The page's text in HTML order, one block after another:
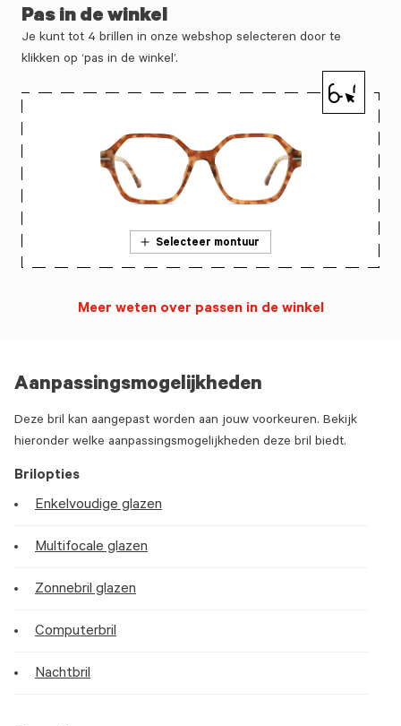
Aanpassingsmogelijkheden
Deze bril kan aangepast worden aan jouw voorkeuren. Bekijk
hieronder welke aanpassingsmogelijkheden deze bril biedt.
Brilopties
Enkelvoudige glazen
Multifocale glazen
Zonnebril glazen
Computerbril
Nachtbril
Pas in de winkel
Je kunt tot 4 brillen in onze webshop selecteren door te
klikken op ‘pas in de winkel’.
Selecteer montuur
Meer weten over passen in de winkel